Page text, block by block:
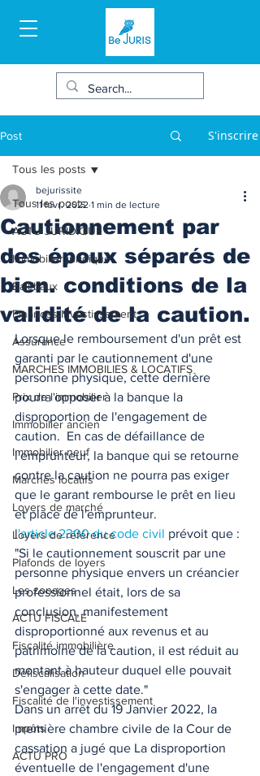
Post S'inscrire
Tous les posts
ACTU JURIDIQUE
Immobilier juridique
Bail/baux
Finances/Investissement
Assurance
MARCHES IMMOBILIES & LOCATIFS
Prix de l'immobilier
Immobilier ancien
Immobilier neuf
Marchés locatifs
Loyers de marché
Loyers de référence
Plafonds de loyers
Les zonages
ACTU FISCALE
Fiscalité immobilière
Défiscalisation
Fiscalité de l'investissement
Impôts
ACTU PRO
Tous les posts
Cautionnement par
des époux séparés de
bien. conditions de la
validité de la caution.
bejurissite
11 févr. 2022 1 min de lecture
Lorsque le remboursement d'un prêt est
garanti par le cautionnement d'une
personne physique, cette dernière
pourra opposer à la banque la
disproportion de l'engagement de
caution.  En cas de défaillance de
l'emprunteur, la banque qui se retourne
contre la caution ne pourra pas exiger
que le garant rembourse le prêt en lieu
et place de l'emprunteur.
l'article 2300 du code civil prévoit que :
"Si le cautionnement souscrit par une
personne physique envers un créancier
professionnel était, lors de sa
conclusion, manifestement
disproportionné aux revenus et au
patrimoine de la caution, il est réduit au
montant à hauteur duquel elle pouvait
s'engager à cette date."
Dans un arrêt du 19 Janvier 2022, la
première chambre civile de la Cour de
cassation a jugé que La disproportion
éventuelle de l'engagement d'une